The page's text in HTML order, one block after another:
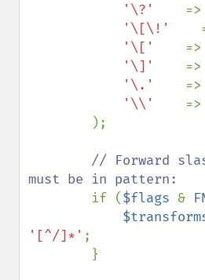
'\?' =>
'\[\!'
'\[' =>
'\]' =>
'\.' =>
'\\' =>
);
// Forward
must be in pattern:
if ($flags &
'[^/]*' ;